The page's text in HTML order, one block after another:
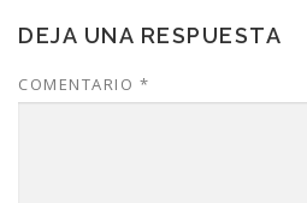
DEJA UNA RESPUESTA
COMENTARIO *